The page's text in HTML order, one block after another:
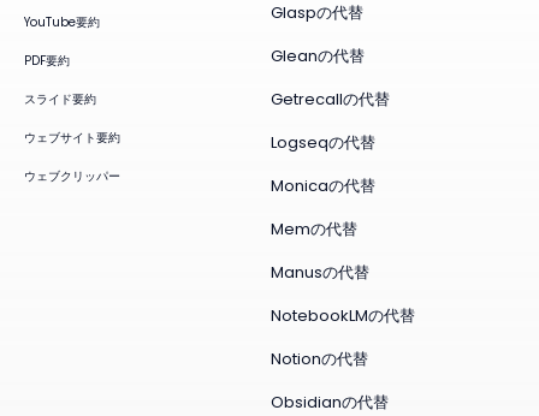
YouTube要約
PDF要約
スライド要約
ウェブサイト要約
ウェブクリッパー
Glaspの代替
Gleanの代替
Getrecallの代替
Logseqの代替
Monicaの代替
Memの代替
Manusの代替
NotebookLMの代替
Notionの代替
Obsidianの代替